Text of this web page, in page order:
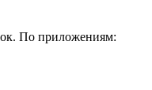
По приложениям: